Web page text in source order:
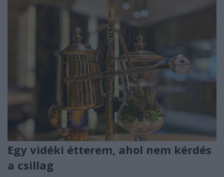
Egy vidéki étterem, ahol nem kérdés
a csillag